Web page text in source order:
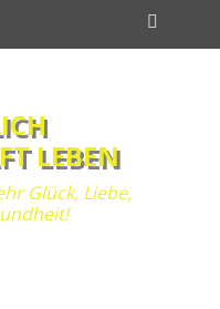
LEBEN
Glück, Liebe,